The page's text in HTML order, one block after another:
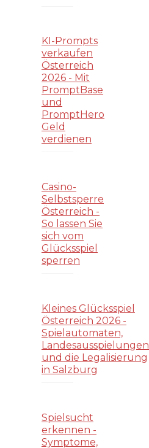
KI-Prompts
verkaufen
Österreich
2026 - Mit
PromptBase
und
PromptHero
Geld
verdienen
Casino-
Selbstsperre
Österreich -
So lassen Sie
sich vom
Glücksspiel
sperren
Kleines Glücksspiel
Österreich 2026 -
Spielautomaten,
Landesausspielungen
und die Legalisierung
in Salzburg
Spielsucht
erkennen -
Symptome,